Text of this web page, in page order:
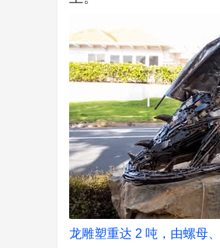
龙雕塑重达 2 吨 ，由螺母